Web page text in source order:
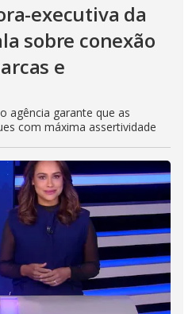
executiva da
sobre conexão
e
agência garante que as
com máxima assertividade